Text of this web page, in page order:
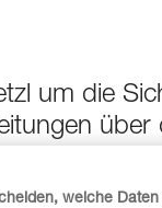
um die
dabei auf
und
welche Daten